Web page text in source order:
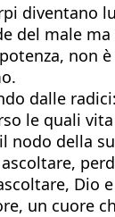
diventano
del male ma
non
dalle
le quali
della
Dio
un cuore